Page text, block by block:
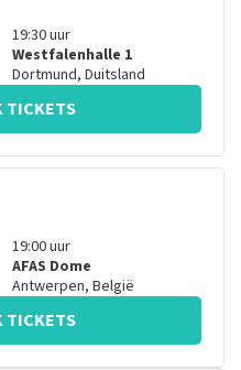
19:30uur
Westfalenhalle 1
Dortmund, Duitsland
TICKETS
19:00uur
AFAS Dome
Antwerpen, België
TICKETS